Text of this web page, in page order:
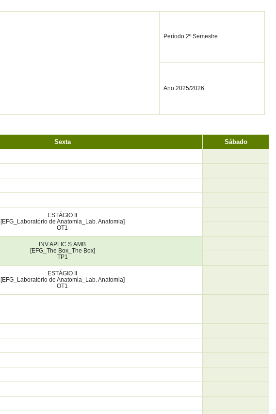
Período 2º Semestre
Ano 2025/2026
Sexta
Sábado
ESTÁGIO II
[EFG_Laboratório de Anatomia_Lab. Anatomia]
OT1
INV.APLIC.S.AMB
[EFG_The Box_The Box]
TP1
ESTÁGIO II
[EFG_Laboratório de Anatomia_Lab. Anatomia]
OT1